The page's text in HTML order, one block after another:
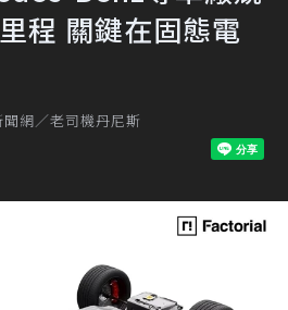
程 關鍵在固態電
網／老司機丹尼斯